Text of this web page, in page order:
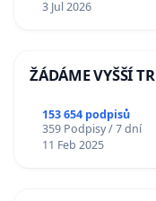
3 Jul 2026
ŽÁDÁME VYŠŠÍ
153 654 podpisů
359 Podpisy / 7 dní
11 Feb 2025